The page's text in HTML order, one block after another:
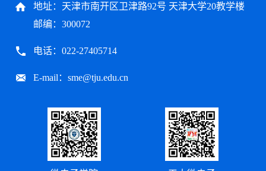
地址：天津市南开区卫津路92号 天津大学20教学楼
邮编：300072
电话：022-27405714
E-mail：sme@tju.edu.cn